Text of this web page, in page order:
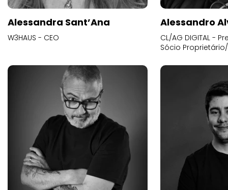
Alessandra Sant’Ana
W3HAUS - CEO
Alessandro
CL/AG DIGITAL -
Sócio